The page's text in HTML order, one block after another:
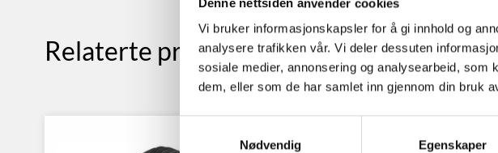
Denne nettsiden anvender cookies
Vi bruker informasjonskapsler for å gi innhold og
analysere trafikken vår. Vi deler dessuten
sosiale medier, annonsering og analysearbeid, som
dem, eller som de har samlet inn gjennom din bruk
Nødvendig
Egenskaper
Relaterte produkter